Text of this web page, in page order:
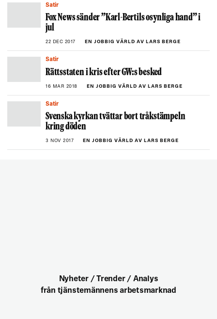
Satir
Fox News sänder ”Karl-Bertils osynliga hand” i
jul
22 DEC 2017 EN JOBBIG VÄRLD AV LARS BERGE
Satir
Rättsstaten i kris efter GW:s besked
16 MAR 2018 EN JOBBIG VÄRLD AV LARS BERGE
Satir
Svenska kyrkan tvättar bort tråkstämpeln
kring döden
3 NOV 2017 EN JOBBIG VÄRLD AV LARS BERGE
Nyheter / Trender / Analys
från tjänstemännens arbetsmarknad